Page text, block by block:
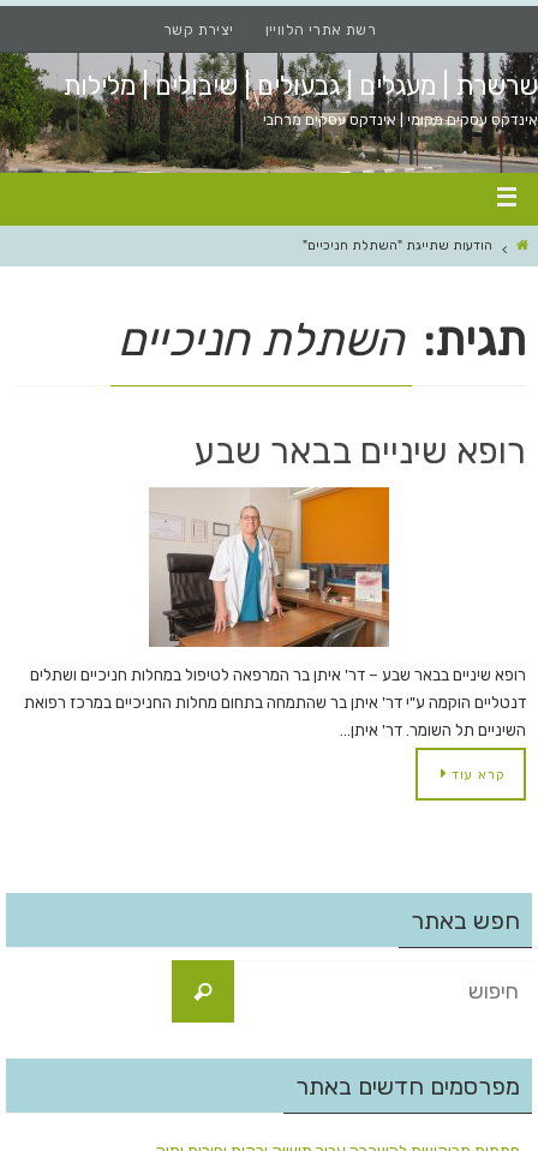
רשת אתרי הלוויין יצירת קשר
שרשרת | מעגלים | גבעולים | שיבולים | מלילות
אינדקס עסקים מקומי | אינדקס עסקים מרחבי
הודעות שתייגת "השתלת חניכיים"
תגית: השתלת חניכיים
רופא שיניים בבאר שבע
רופא שיניים בבאר שבע – דר' איתן בר המרפאה לטיפול במחלות חניכיים ושתלים
דנטליים הוקמה ע"י דר' איתן בר שהתמחה בתחום מחלות החניכיים במרכז רפואת
השיניים תל השומר. דר' איתן…
קרא עוד
חפש באתר
מפרסמים חדשים באתר